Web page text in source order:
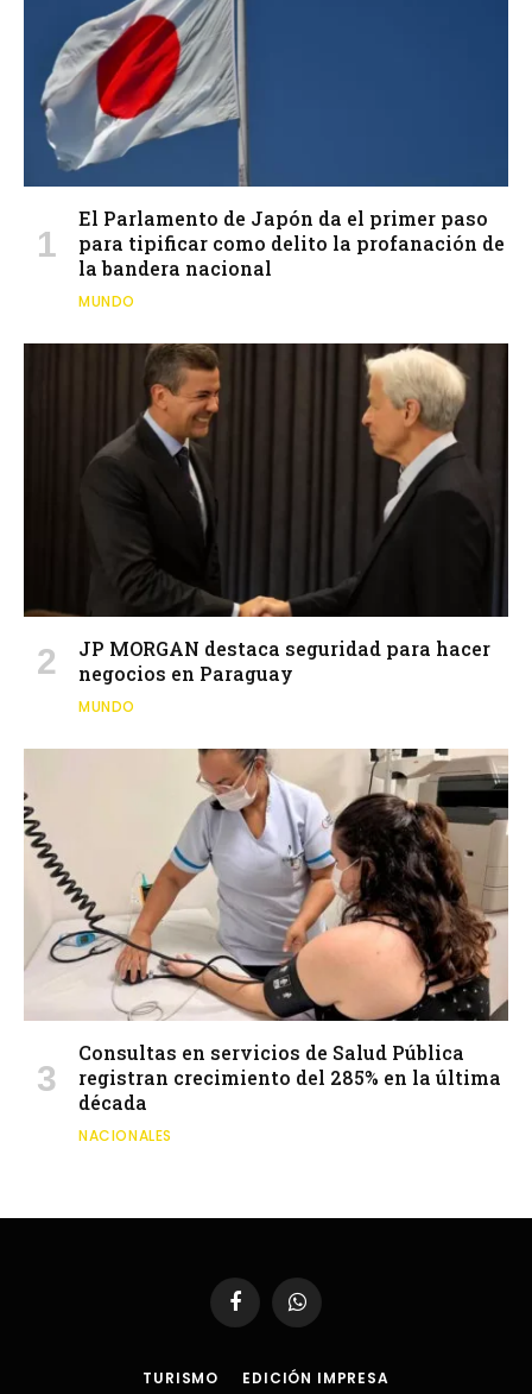
El Parlamento de Japón da el primer paso
para tipificar como delito la profanación de
la bandera nacional
MUNDO
JP MORGAN destaca seguridad para hacer
negocios en Paraguay
MUNDO
Consultas en servicios de Salud Pública
registran crecimiento del 285% en la última
década
NACIONALES
FacebookWhatsApp
TURISMO EDICIÓN IMPRESA